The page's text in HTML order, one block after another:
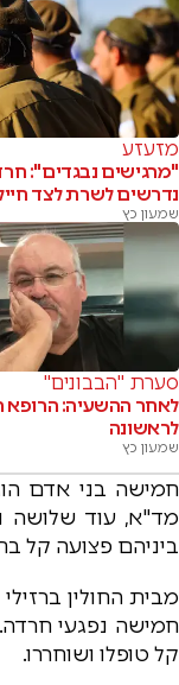
מזעזע
"מרגישים נבגדים":
נדרשים לשרת לצד
שמעון כץ
סערת "הבבונים"
לאחר ההשעיה: הרופא
לראשונה
שמעון כץ
חמישה בני אדם
מד"א, עוד שלושה
ביניהם פצועה קל בת 65, שפונתה לבית החולים
מבית החולין
חמישה נפגעי
קל טופלו ושוחררו.